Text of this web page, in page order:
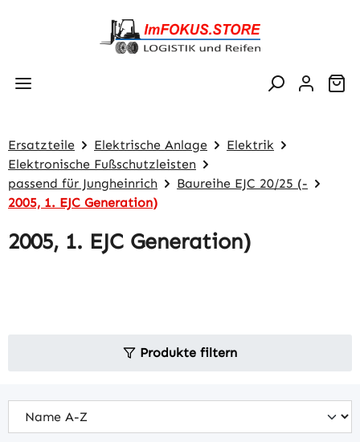
Zum Hauptinhalt springen
Ersatzteile Elektrische Anlage
Elektrik
Elektronische Fußschutzleisten
passend für Jungheinrich
Baureihe EJC 20/25 (-
2005, 1. EJC Generation)
2005, 1. EJC Generation)
Produkte filtern